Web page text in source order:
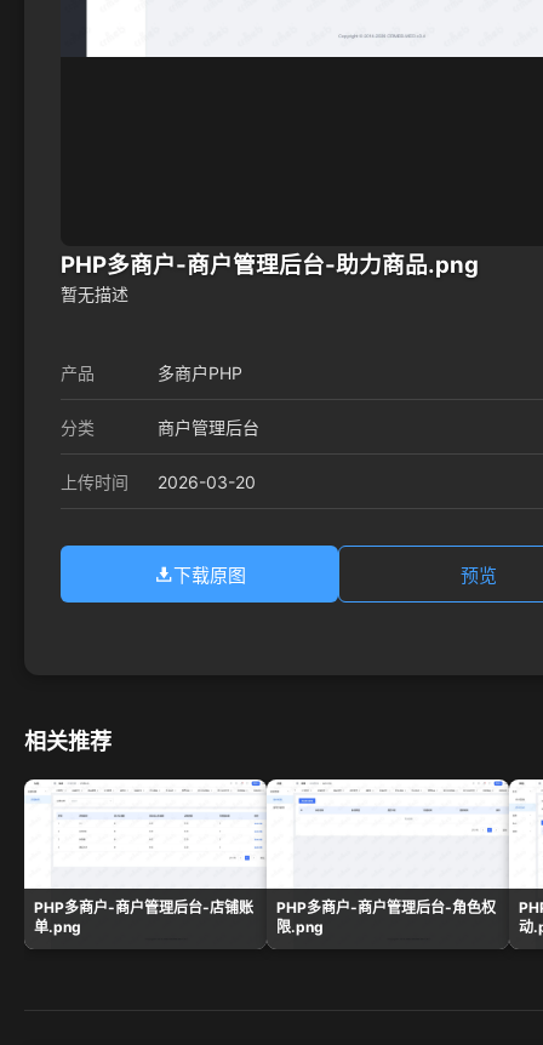
PHP多商户-商户管理后台-助力商品.png
暂无描述
产品 多商户PHP
分类 商户管理后台
上传时间 2026-03-20
下载原图 预览
相关推荐
PHP多商户-商户管理后台-店铺账
单.png
PHP多商户-商户管理后台-角色权
限.png
动